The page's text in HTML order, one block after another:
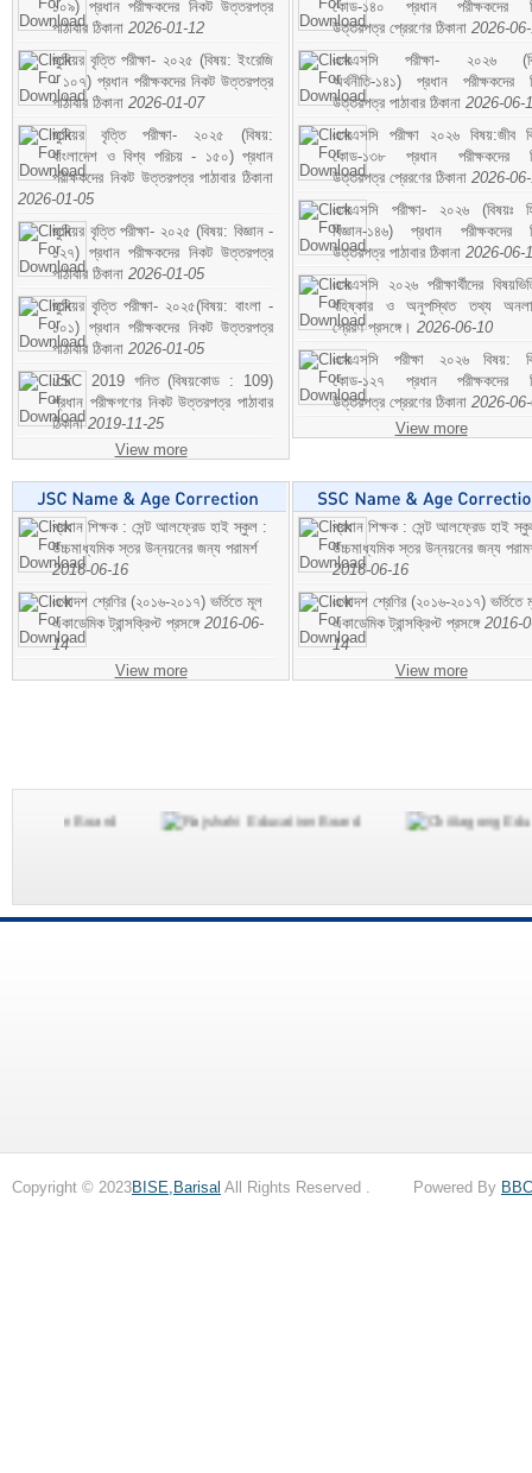
১০৯) প্রধান পরীক্ষকদের নিকট উত্তরপত্র
পাঠাবার ঠিকানা 2026-01-12
জুনিয়র বৃত্তি পরীক্ষা- ২০২৫ (বিষয়: ইংরেজি
- ১০৭) প্রধান পরীক্ষকদের নিকট উত্তরপত্র
পাঠাবার ঠিকানা 2026-01-07
জুনিয়র বৃত্তি পরীক্ষা- ২০২৫ (বিষয়:
বাংলাদেশ ও বিশ্ব পরিচয় - ১৫০) প্রধান
পরীক্ষকদের নিকট উত্তরপত্র পাঠাবার ঠিকানা
2026-01-05
জুনিয়র বৃত্তি পরীক্ষা- ২০২৫ (বিষয়: বিজ্ঞান -
১২৭) প্রধান পরীক্ষকদের নিকট উত্তরপত্র
পাঠাবার ঠিকানা 2026-01-05
জুনিয়র বৃত্তি পরীক্ষা- ২০২৫(বিষয়: বাংলা -
১০১) প্রধান পরীক্ষকদের নিকট উত্তরপত্র
পাঠাবার ঠিকানা 2026-01-05
JSC 2019 গনিত (বিষয়কোড : 109)
প্রধান পরীক্ষগণের নিকট উত্তরপত্র পাঠাবার
ঠিকানা2019-11-25
View more
কোড-১৪০ প্রধান পরীক্ষকদের
উত্তরপত্র প্রেরণের ঠিকানা 2026-
এসএসসি পরীক্ষা- ২০২৬
অর্থনীতি-১৪১) প্রধান পরীক্ষকদের
উত্তরপত্র পাঠাবার ঠিকানা 2026-06-
এসএসসি পরীক্ষা ২০২৬ বিষয়:জীব
কোড-১৩৮ প্রধান পরীক্ষকদের
উত্তরপত্র প্রেরণের ঠিকানা 2026-
এসএসসি পরীক্ষা- ২০২৬ (বিষয়ঃ
বিজ্ঞান-১৪৬) প্রধান পরীক্ষকদের
উত্তরপত্র পাঠাবার ঠিকানা 2026-06-
এসএসসি ২০২৬ পরীক্ষার্থীদের
বহিষ্কার ও অনুপস্থিত তথ্য
প্রেরণ প্রসঙ্গে। 2026-06-10
এসএসসি পরীক্ষা ২০২৬ বিষয়:
কোড-১২৭ প্রধান পরীক্ষকদের
উত্তরপত্র প্রেরণের ঠিকানা 2026-
View more
প্রধান শিক্ষক : সেন্ট আলফ্রেড হাই স্কুল :
উচ্চমাধ্যমিক স্তর উন্নয়নের জন্য পরামর্শ
2016-06-16
একাদশ শ্রেণির (২০১৬-২০১৭) ভর্তিতে মূল
একাডেমিক ট্রান্সক্রিপ্ট প্রসঙ্গে 2016-06-
14
View more
প্রধান শিক্ষক : সেন্ট আলফ্রেড হাই
উচ্চমাধ্যমিক স্তর উন্নয়নের জন্য
2016-06-16
একাদশ শ্রেণির (২০১৬-২০১৭) ভর্তিতে
একাডেমিক ট্রান্সক্রিপ্ট প্রসঙ্গে 2016-
14
View more
Copyright © 2023BISE,Barisal All Rights Reserved . Powered By